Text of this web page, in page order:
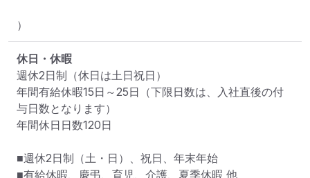
）
休日・休暇
週休2日制（休日は土日祝日）
年間有給休暇15日～25日（下限日数は、入社直後の付
与日数となります）
年間休日日数120日
■週休2日制（土・日）、祝日、年末年始